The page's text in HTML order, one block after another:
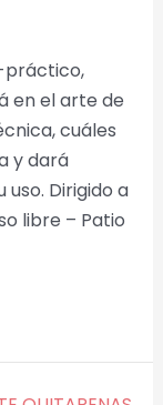
práctico,
en el arte de
cuáles
y dará
Dirigido a
libre – Patio